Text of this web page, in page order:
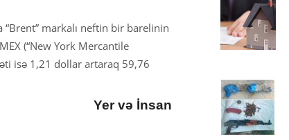
“Brent” markalı neftin bir barelinin
(“New York Mercantile
isə 1,21 dollar artaraq 59,76
Yer və İnsan